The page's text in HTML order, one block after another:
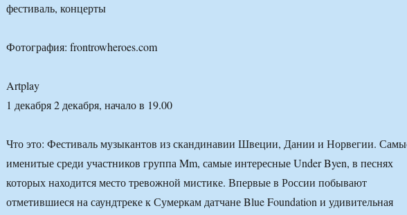
фестиваль, концерты
Фотография: frontrowheroes.com
Artplay
1 декабря 2 декабря, начало в 19.00
Что это: Фестиваль музыкантов из скандинавии Швеции, Дании и Норвегии.
именитые среди участников группа Mm, самые интересные Under Byen, в песнях
которых находится место тревожной мистике. Впервые в России побывают
отметившиеся на саундтреке к Сумеркам датчане Blue Foundation и удивительная